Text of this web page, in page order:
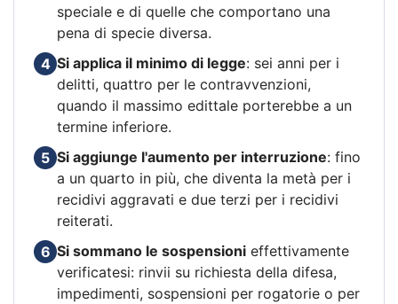
speciale e di quelle che comportano una
pena di specie diversa.
4 Si applica il minimo di legge: sei anni per i
delitti, quattro per le contravvenzioni,
quando il massimo edittale porterebbe a un
termine inferiore.
5 Si aggiunge l'aumento per interruzione: fino
a un quarto in più, che diventa la metà per i
recidivi aggravati e due terzi per i recidivi
reiterati.
6 Si sommano le sospensioni effettivamente
verificatesi: rinvii su richiesta della difesa,
impedimenti, sospensioni per rogatorie o per